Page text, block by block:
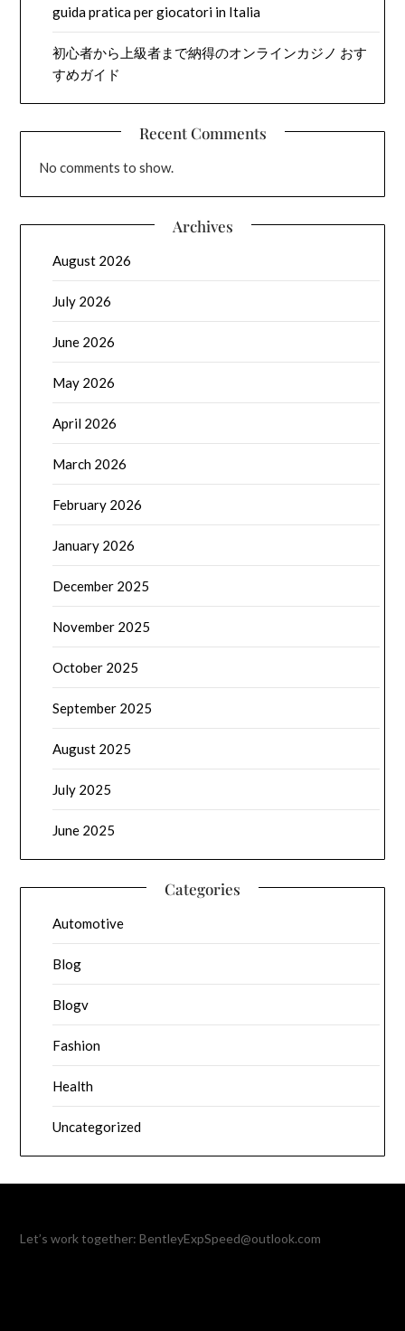
guida pratica per giocatori in Italia
初心者から上級者まで納得のオンラインカジノ おす
すめガイド
Recent Comments
No comments to show.
Archives
August 2026
July 2026
June 2026
May 2026
April 2026
March 2026
February 2026
January 2026
December 2025
November 2025
October 2025
September 2025
August 2025
July 2025
June 2025
Categories
Automotive
Blog
Blogv
Fashion
Health
Uncategorized
Let’s work together:BentleyExpSpeed@outlook.com